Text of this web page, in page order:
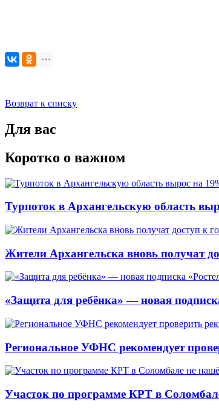
Возврат к списку
Для вас
Коротко о важном
Турпоток в Архангельскую область
Жители Архангельска вновь получат
«Защита для ребёнка» — новая
Региональное УФНС рекомендует
Участок по программе КРТ в